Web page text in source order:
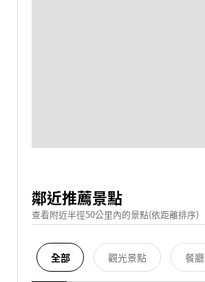
鄰近推薦景點
查看附近半徑50公里內的景點(依距離排序)
全部 觀光景點 餐廳